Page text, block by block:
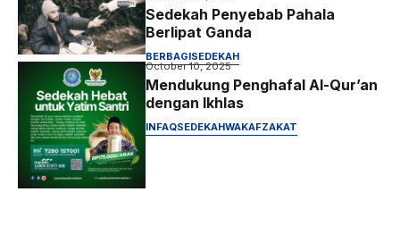
Sedekah Penyebab Pahala
Berlipat Ganda
BERBAGISEDEKAH
October 10, 2025
Mendukung Penghafal Al-Qur’an
dengan Ikhlas
INFAQSEDEKAHWAKAFZAKAT